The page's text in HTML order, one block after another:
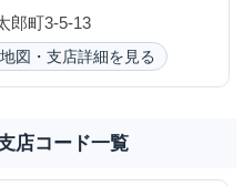
郎町3-5-13
図・支店詳細を見る
店コード一覧